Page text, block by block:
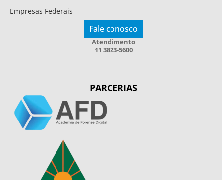
Empresas Federais
Fale conosco
Atendimento
11 3823-5600
PARCERIAS